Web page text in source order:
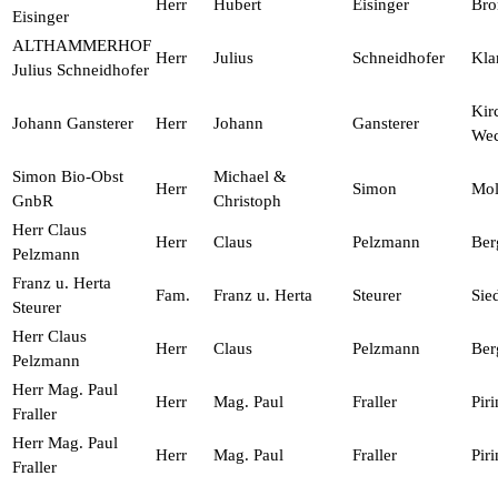
Eisinger
Herr Hubert Eisinger
ALTHAMMERHOF
Julius Schneidhofer
Herr Julius Schneidhofer
Johann Gansterer Herr Johann Gansterer
Simon Bio-Obst
GnbR
Herr
Michael &
Christoph
Simon
Herr Claus
Pelzmann
Herr Claus Pelzmann
Franz u. Herta
Steurer
Fam. Franz u. Herta Steurer
Herr Claus
Pelzmann
Herr Claus Pelzmann
Herr Mag. Paul
Fraller
Herr Mag. Paul Fraller
Herr Mag. Paul
Fraller
Herr Mag. Paul Fraller